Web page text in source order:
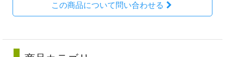
この商品について問い合わせる